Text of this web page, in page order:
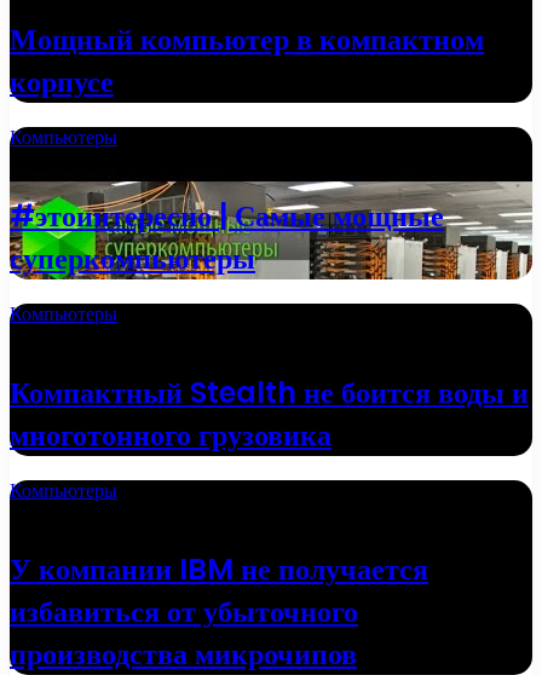
Мощный компьютер в компактном
корпусе
Компьютеры
#этоинтересно | Самые мощные
суперкомпьютеры
Компьютеры
Компактный Stealth не боится воды и
многотонного грузовика
Компьютеры
У компании IBM не получается
избавиться от убыточного
производства микрочипов